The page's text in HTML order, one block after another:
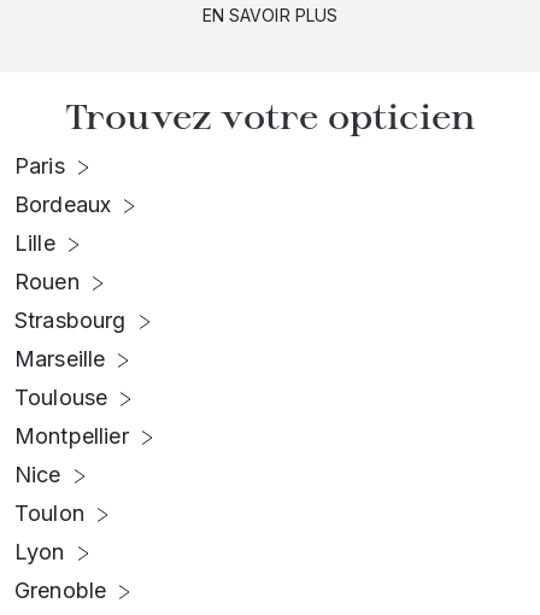
EN SAVOIR PLUS
Trouvez votre opticien
Paris
Bordeaux
Lille
Rouen
Strasbourg
Marseille
Toulouse
Montpellier
Nice
Toulon
Lyon
Grenoble